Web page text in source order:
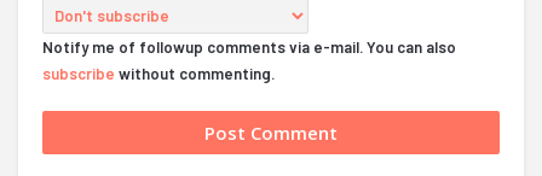
Notify me of followup comments via e-mail. You can also
subscribe without commenting.